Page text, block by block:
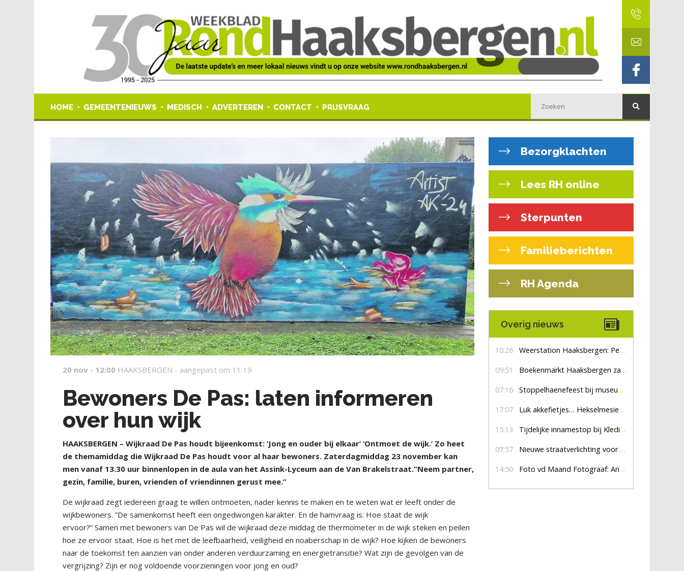
HOME GEMEENTENIEUWS MEDISCH ADVERTEREN CONTACT PRIJSVRAAG
20 nov - 12:00 HAAKSBERGEN - aangepast om 11:19
Bewoners De Pas: laten informeren
over hun wijk
HAAKSBERGEN – Wijkraad De Pas houdt bijeenkomst: ‘Jong en ouder bij elkaar’ ‘Ontmoet de wijk.’ Zo heet
de themamiddag die Wijkraad De Pas houdt voor al haar bewoners. Zaterdagmiddag 23 november kan
men vanaf 13.30 uur binnenlopen in de aula van het Assink-Lyceum aan de Van Brakelstraat.”Neem partner,
gezin, familie, buren, vrienden of vriendinnen gerust mee.”
De wijkraad zegt iedereen graag te willen ontmoeten, nader kennis te maken en te weten wat er leeft onder de
wijkbewoners. ”De samenkomst heeft een ongedwongen karakter. En de hamvraag is: Hoe staat de wijk
ervoor?” Samen met bewoners van De Pas wil de wijkraad deze middag de thermometer in de wijk steken en peilen
hoe ze ervoor staat. Hoe is het met de leefbaarheid, veiligheid en noaberschap in de wijk? Hoe kijken de bewoners
naar de toekomst ten aanzien van onder anderen verduurzaming en energietransitie? Wat zijn de gevolgen van de
vergrijzing? Zijn er nog voldoende voorzieningen voor jong en oud?
Bezorgklachten
Lees RH online
Sterpunten
Familieberichten
RH Agenda
Overig nieuws
10:26 Weerstation Haaksbergen: Perioden met zon en droog
09:51 Boekenmarkt Haaksbergen zaterdag 8 augustus, marktplein Haaksbergen
07:16 Stoppelhaenefeest bij museum De Lebbenbrugge
17:07 Luk akkefietjes… HekselmesienHarry
15:13 Tijdelijke innamestop bij Kledingbank Stefania
07:57 Nieuwe straatverlichting voor De Veldmaat en De Pas
14:50 Foto vd Maand Fotograaf: Anna Jalving